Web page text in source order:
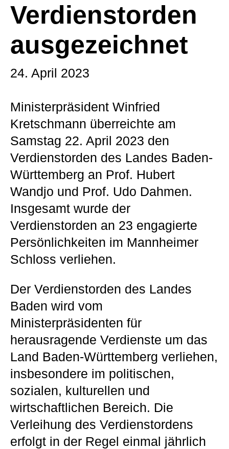
Verdienstorden
ausgezeichnet
24. April 2023
Ministerpräsident Winfried
Kretschmann überreichte am
Samstag 22. April 2023 den
Verdienstorden des Landes Baden-
Württemberg an Prof. Hubert
Wandjo und Prof. Udo Dahmen.
Insgesamt wurde der
Verdienstorden an 23 engagierte
Persönlichkeiten im Mannheimer
Schloss verliehen.
Der Verdienstorden des Landes
Baden wird vom
Ministerpräsidenten für
herausragende Verdienste um das
Land Baden-Württemberg verliehen,
insbesondere im politischen,
sozialen, kulturellen und
wirtschaftlichen Bereich. Die
Verleihung des Verdienstordens
erfolgt in der Regel einmal jährlich